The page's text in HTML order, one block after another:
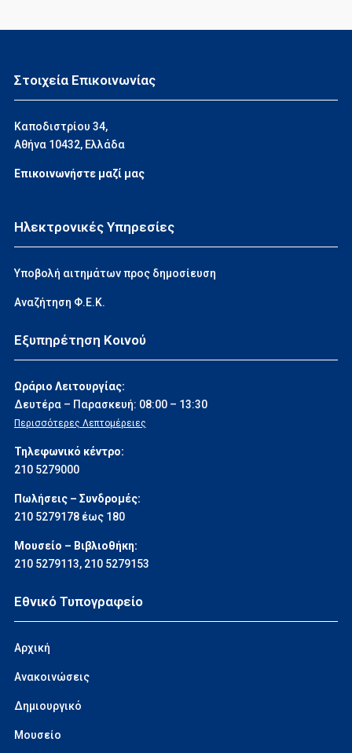
Στοιχεία Επικοινωνίας
Καποδιστρίου 34,
Αθήνα 10432, Ελλάδα
Επικοινωνήστε μαζί μας
Ηλεκτρονικές Υπηρεσίες
Υποβολή αιτημάτων προς δημοσίευση
Αναζήτηση Φ.Ε.Κ.
Εξυπηρέτηση Κοινού
Ωράριο Λειτουργίας:
Δευτέρα – Παρασκευή: 08:00 – 13:30
Περισσότερες Λεπτομέρειες
Τηλεφωνικό κέντρο:
210 5279000
Πωλήσεις – Συνδρομές:
210 5279178 έως 180
Μουσείο – Βιβλιοθήκη:
210 5279113, 210 5279153
Εθνικό Τυπογραφείο
Αρχική
Ανακοινώσεις
Δημιουργικό
Μουσείο